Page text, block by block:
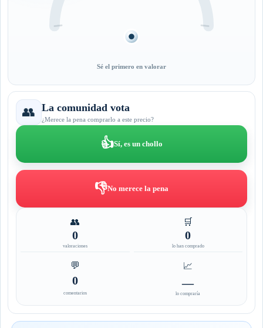
Sé el primero en valorar
👥 La comunidad vota
¿Merece la pena comprarlo a este precio?
👍Sí, es un chollo
👎No merece la pena
👥
0
valoraciones
🛒
0
lo han comprado
💬
0
comentarios
📈
—
lo compraría